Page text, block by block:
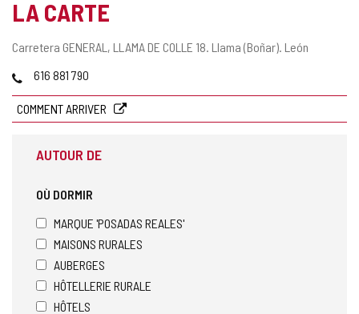
LA CARTE
Adresse
Carretera GENERAL, LLAMA DE COLLE 18. Llama (Boñar). León
Téléphones
616 881 790
COMMENT ARRIVER
AUTOUR DE
OÙ DORMIR
MARQUE 'POSADAS REALES'
MAISONS RURALES
AUBERGES
HÔTELLERIE RURALE
HÔTELS